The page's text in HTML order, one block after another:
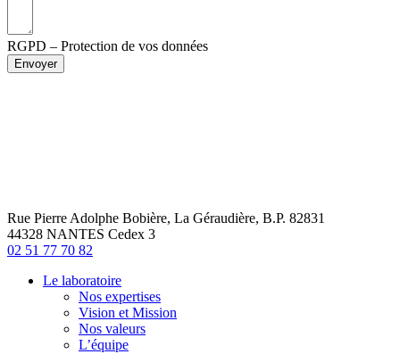
RGPD – Protection de vos données
Envoyer
Rue Pierre Adolphe Bobière, La Géraudière, B.P. 82831
44328 NANTES Cedex 3
02 51 77 70 82
Le laboratoire
Nos expertises
Vision et Mission
Nos valeurs
L’équipe